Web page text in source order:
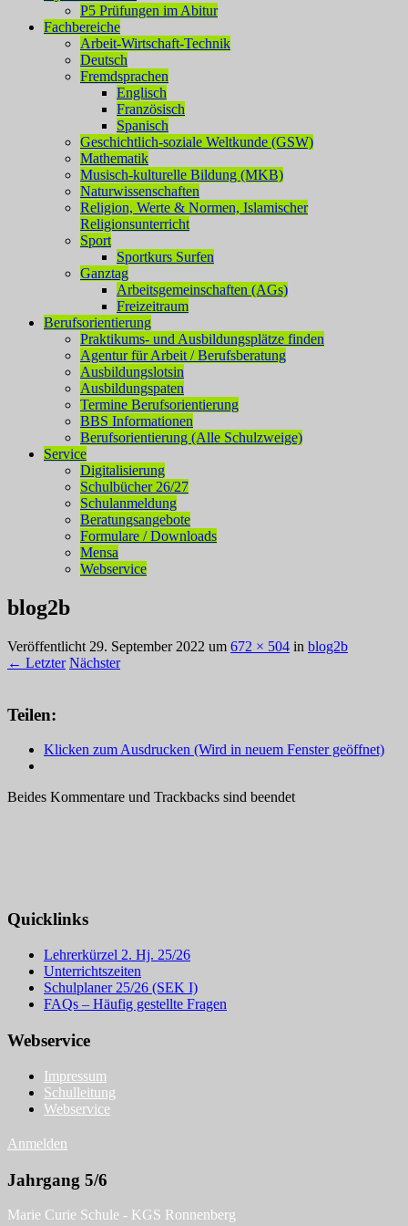
P5 Prüfungen im Abitur
Fachbereiche
Arbeit-Wirtschaft-Technik
Deutsch
Fremdsprachen
Englisch
Französisch
Spanisch
Geschichtlich-soziale Weltkunde (GSW)
Mathematik
Musisch-kulturelle Bildung (MKB)
Naturwissenschaften
Religion, Werte & Normen, Islamischer
Religionsunterricht
Sport
Sportkurs Surfen
Ganztag
Arbeitsgemeinschaften (AGs)
Freizeitraum
Berufsorientierung
Praktikums- und Ausbildungsplätze finden
Agentur für Arbeit / Berufsberatung
Ausbildungslotsin
Ausbildungspaten
Termine Berufsorientierung
BBS Informationen
Berufsorientierung (Alle Schulzweige)
Service
Digitalisierung
Schulbücher 26/27
Schulanmeldung
Beratungsangebote
Formulare / Downloads
Mensa
Webservice
blog2b
Veröffentlicht 29. September 2022 um 672 × 504 in blog2b
← Letzter Nächster
Teilen:
Klicken zum Ausdrucken (Wird in neuem Fenster geöffnet)
Beides Kommentare und Trackbacks sind beendet
Quicklinks
Lehrerkürzel 2. Hj. 25/26
Unterrichtszeiten
Schulplaner 25/26 (SEK I)
FAQs – Häufig gestellte Fragen
Webservice
Impressum
Schulleitung
Webservice
Anmelden
Jahrgang 5/6
Marie Curie Schule - KGS Ronnenberg